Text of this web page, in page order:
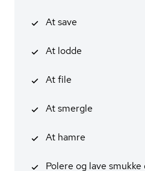
At save
At lodde
At file
At smergle
At hamre
Polere og lave